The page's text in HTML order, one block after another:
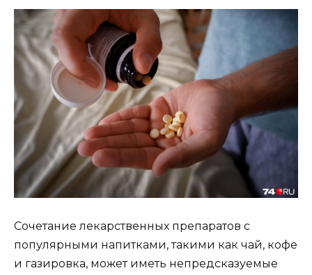
Сочетание лекарственных препаратов с
популярными напитками, такими как чай, кофе
и газировка, может иметь непредсказуемые